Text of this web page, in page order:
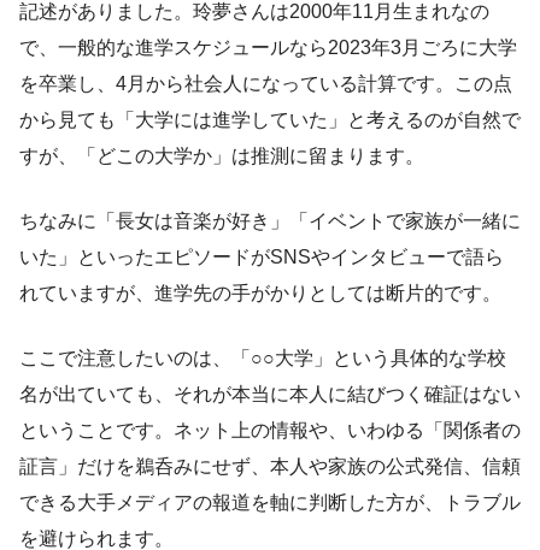
記述がありました。玲夢さんは2000年11月生まれなの
で、一般的な進学スケジュールなら2023年3月ごろに大学
を卒業し、4月から社会人になっている計算です。この点
から見ても「大学には進学していた」と考えるのが自然で
すが、「どこの大学か」は推測に留まります。
ちなみに「長女は音楽が好き」「イベントで家族が一緒に
いた」といったエピソードがSNSやインタビューで語ら
れていますが、進学先の手がかりとしては断片的です。
ここで注意したいのは、「○○大学」という具体的な学校
名が出ていても、それが本当に本人に結びつく確証はない
ということです。ネット上の情報や、いわゆる「関係者の
証言」だけを鵜呑みにせず、本人や家族の公式発信、信頼
できる大手メディアの報道を軸に判断した方が、トラブル
を避けられます。